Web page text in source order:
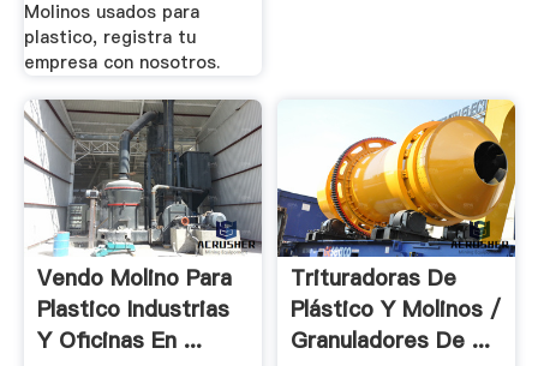
Molinos usados para
plastico, registra tu
empresa con nosotros.
Vendo Molino Para
Plastico Industrias
Y Oficinas En ...
Trituradoras De
Plástico Y Molinos /
Granuladores De ...